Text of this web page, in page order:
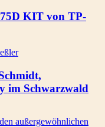
KIT von TP-
im Schwarzwald